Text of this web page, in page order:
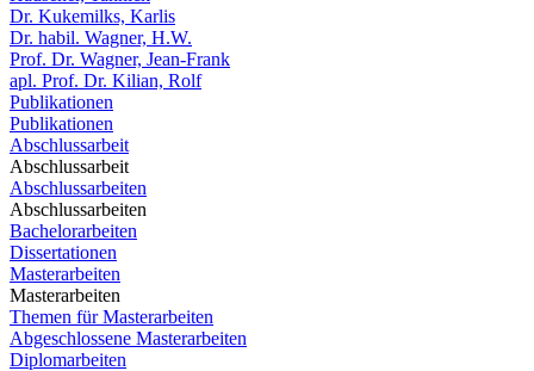
Dr. Kukemilks, Karlis
Dr. habil. Wagner, H.W.
Prof. Dr. Wagner, Jean-Frank
apl. Prof. Dr. Kilian, Rolf
Publikationen
Publikationen
Abschlussarbeit
Abschlussarbeit
Abschlussarbeiten
Abschlussarbeiten
Bachelorarbeiten
Dissertationen
Masterarbeiten
Masterarbeiten
Themen für Masterarbeiten
Abgeschlossene Masterarbeiten
Diplomarbeiten